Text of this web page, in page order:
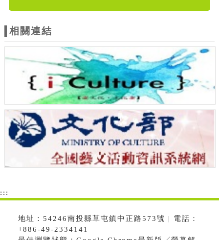
相關連結
:::
地址：54246南投縣草屯鎮中正路573號 | 電話：
+886-49-2334141